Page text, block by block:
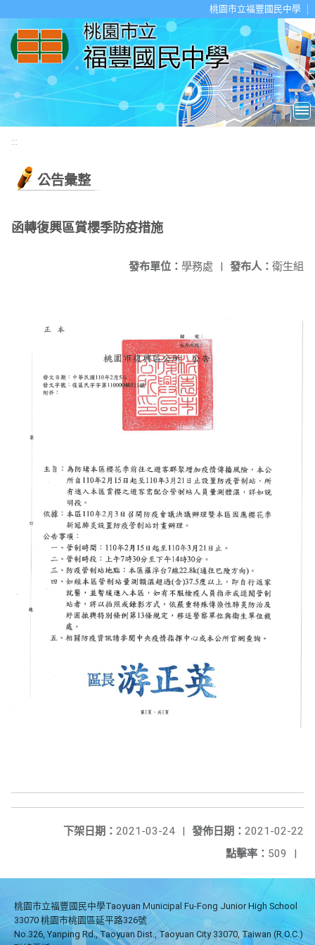
桃園市立福豐國民中學
:::
公告彙整
函轉復興區賞櫻季防疫措施
發布人： 衛生組
發布單位： 學務處 |
發佈日期： 2021-02-22
下架日期： 2021-03-24
點擊率： 509
桃園市立福豐國民中學Taoyuan Municipal Fu-Fong Junior High School
33070 桃園市桃園區延平路326號
No.326, Yanping Rd., Taoyuan Dist., Taoyuan City 33070, Taiwan (R.O.C.)